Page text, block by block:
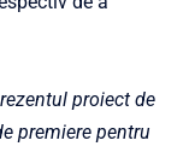
proiect de
premiere pentru